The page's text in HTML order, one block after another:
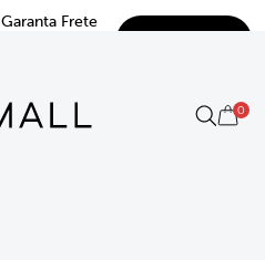
Frete
0